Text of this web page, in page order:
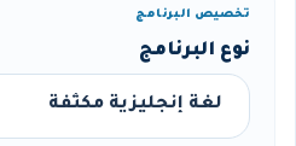
تخصيص البرنامج
نوع البرنامج